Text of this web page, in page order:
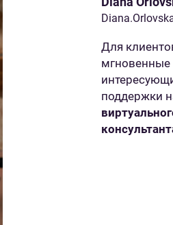
Для
мгновенные
поддержки